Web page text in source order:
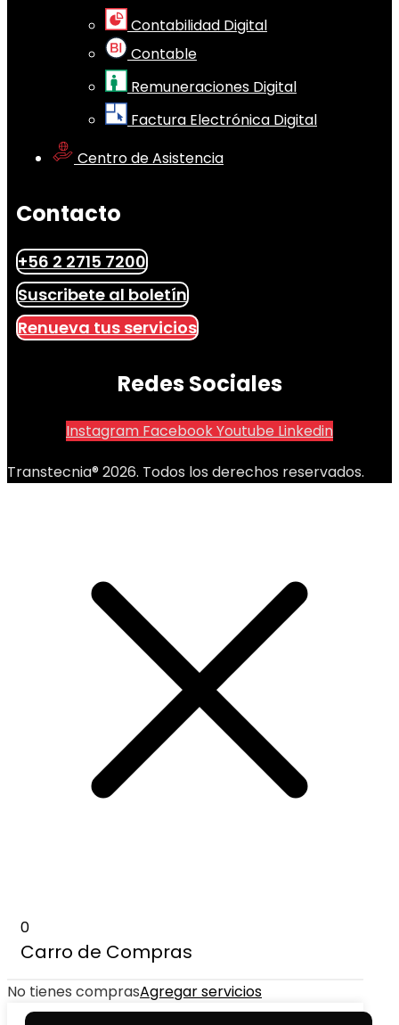
Contabilidad Digital
Contable
Remuneraciones Digital
Factura Electrónica Digital
Centro de Asistencia
Contacto
+56 2 2715 7200
Suscribete al boletín
Renueva tus servicios
Redes Sociales
Instagram FacebookYoutube Linkedin
Transtecnia® 2026. Todos los derechos reservados.
0
Carro de Compras
No tienes comprasAgregar servicios